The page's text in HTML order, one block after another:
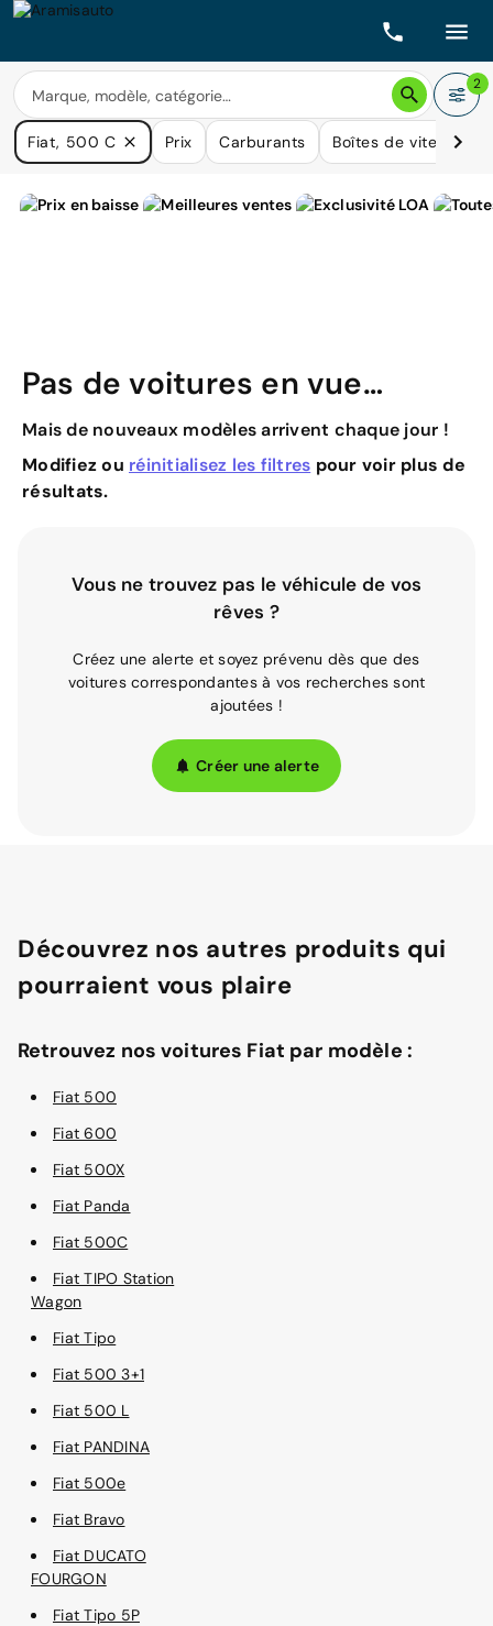
2
Fiat, 500 C Prix Carburants Boîtes de vitesse
Pas de voitures en vue…
Mais de nouveaux modèles arrivent chaque jour !
Modifiez ou réinitialisez les filtres pour voir plus de
résultats.
Vous ne trouvez pas le véhicule de vos
rêves ?
Créez une alerte et soyez prévenu dès que des
voitures correspondantes à vos recherches sont
ajoutées !
Créer une alerte
Découvrez nos autres produits qui
pourraient vous plaire
Retrouvez nos voitures Fiat par modèle :
Fiat 500
Fiat 600
Fiat 500X
Fiat Panda
Fiat 500C
Fiat TIPO Station
Wagon
Fiat Tipo
Fiat 500 3+1
Fiat 500 L
Fiat PANDINA
Fiat 500e
Fiat Bravo
Fiat DUCATO
FOURGON
Fiat Tipo 5P